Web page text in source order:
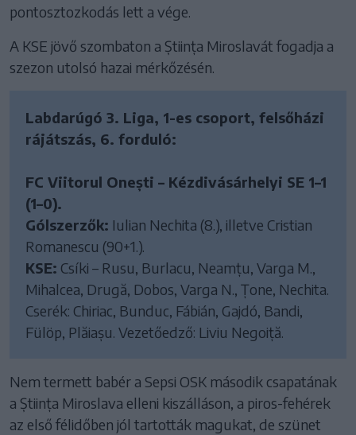
pontosztozkodás lett a vége.
A KSE jövő szombaton a Știința Miroslavát fogadja a
szezon utolsó hazai mérkőzésén.
Labdarúgó 3. Liga, 1-es csoport, felsőházi
rájátszás, 6. forduló:
FC Viitorul Onești – Kézdivásárhelyi SE 1–1
(1–0).
Gólszerzők: Iulian Nechita (8.), illetve Cristian
Romanescu (90+1.).
KSE: Csíki – Rusu, Burlacu, Neamțu, Varga M.,
Mihalcea, Drugă, Dobos, Varga N., Țone, Nechita.
Cserék: Chiriac, Bunduc, Fábián, Gajdó, Bandi,
Fülöp, Plăiașu. Vezetőedző: Liviu Negoiță.
Nem termett babér a Sepsi OSK második csapatának
a Știința Miroslava elleni kiszálláson, a piros-fehérek
az első félidőben jól tartották magukat, de szünet